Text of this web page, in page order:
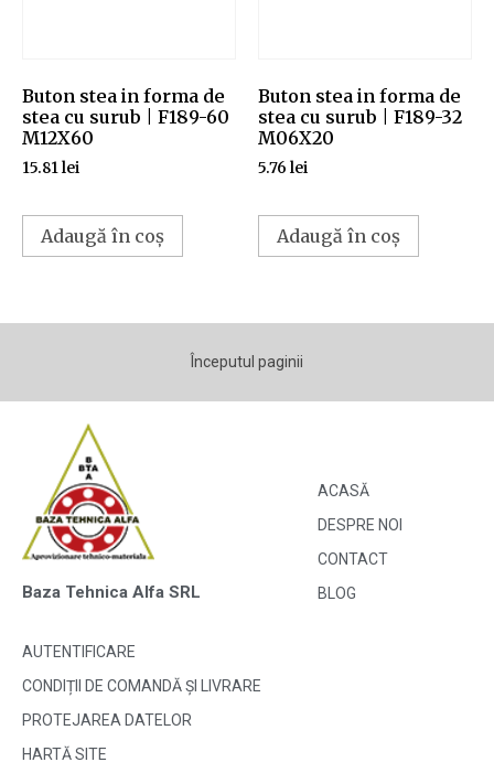
Buton stea in forma de
stea cu surub | F189-60
M12X60
15.81lei
Adaugă în coș
Buton stea in forma de
stea cu surub | F189-32
M06X20
5.76 lei
Adaugă în coș
Începutul paginii
Baza Tehnica Alfa SRL
ACASĂ
DESPRE NOI
CONTACT
BLOG
AUTENTIFICARE
CONDIȚII DE COMANDĂ ȘI LIVRARE
PROTEJAREA DATELOR
HARTĂ SITE